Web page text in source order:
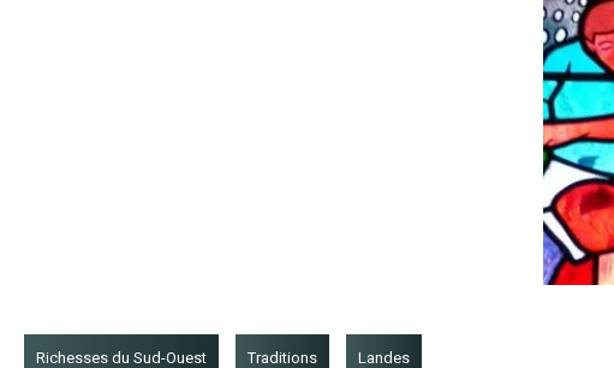
Richesses du Sud-Ouest Traditions Landes